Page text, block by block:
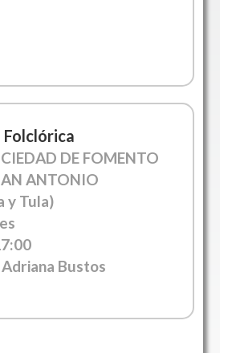
Folclórica
DE FOMENTO
ANTONIO
y Tula)
Bustos